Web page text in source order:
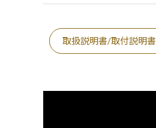
取扱説明書/取付説明書